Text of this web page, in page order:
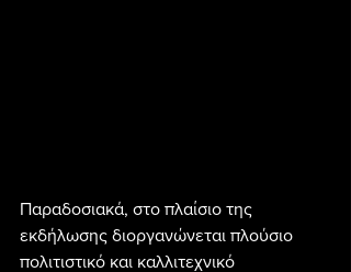
Παραδοσιακά, στο πλαίσιο της
εκδήλωσης διοργανώνεται πλούσιο
πολιτιστικό και καλλιτεχνικό